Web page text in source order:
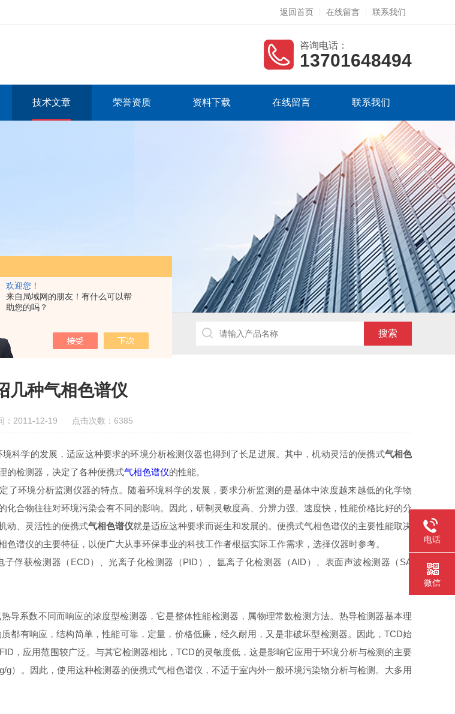
欢迎您！
来自局域网的朋友！有什么可以帮
助您的吗？
返回首页 在线留言 联系我们
咨询电话：
13701648494
技术文章 荣誉资质 资料下载 在线留言 联系我们
几种气相色谱仪
：2011-12-19 点击次数：6385
学的发展，适应这种要求的环境分析检测仪器也得到了长足进展。其中，机动灵活的便携式气相色
的检测器，决定了各种便携式气相色谱仪的性能。
境分析监测仪器的特点。随着环境科学的发展，要求分析监测的是基体中浓度越来越低的化学物
合物往往对环境污染会有不同的影响。因此，研制灵敏度高、分辨力强、速度快，性能价格比好的分
动、灵活性的便携式气相色谱仪就是适应这种要求而诞生和发展的。便携式气相色谱仪的主要性能取决
谱仪的主要特征，以便广大从事环保事业的科技工作者根据实际工作需求，选择仪器时参考。
获检测器（ECD）、光离子化检测器（PID）、氩离子化检测器（AID）、表面声波检测器（SA
系数不同而响应的浓度型检测器，它是整体性能检测器，属物理常数检测方法。热导检测器基本理
都有响应，结构简单，性能可靠，定量，价格低廉，经久耐用，又是非破坏型检测器。因此，TCD始
，应用范围较广泛。与其它检测器相比，TCD的灵敏度低，这是影响它应用于环境分析与检测的主要
）。因此，使用这种检测器的便携式气相色谱仪，不适于室内外一般环境污染物分析与检测。大多用
电话
微信